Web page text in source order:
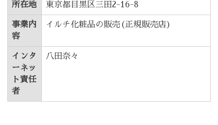
所在地 東京都目黒区三田2-16-8
事業内
容
イルチ化粧品の販売(正規販売店)
インタ
ーネッ
ト責任
者
八田奈々